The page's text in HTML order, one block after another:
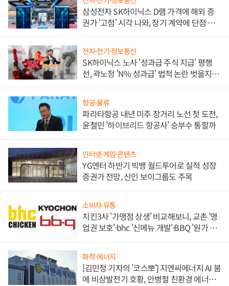
삼성전자 SK하이닉스 D램 가격에 해외 증
권가 '고점' 시각 나와, 장기 계약에 단점 부
전자·전기·정보통신
SK하이닉스 노사 '성과급 주식 지급' 평행
선, 곽노정 'N% 성과급' 법적 논란 벗을지 주
항공·물류
파라타항공 내년 미주 장거리 노선 첫 도전,
윤철민 '하이브리드 항공사' 승부수 통할까
인터넷·게임·콘텐츠
YG엔터 하반기 빅뱅 월드투어로 실적 성장
증권가 전망, 신인 보이그룹도 주목
소비자·유통
치킨3사 '가맹점 상생' 비교해보니, 교촌 '영
업권 보호'·bhc '신메뉴 개발'·BBQ '원가 부
화학·에너지
[김민정 기자의 '코스뽀'] 지엔씨에너지 AI 붐
에 비상발전기 호황, 안병철 친환경 에너지